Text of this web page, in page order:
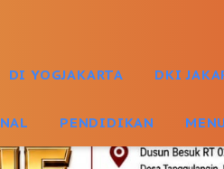
DI YOGJAKARTA DKI
PENDIDIKAN